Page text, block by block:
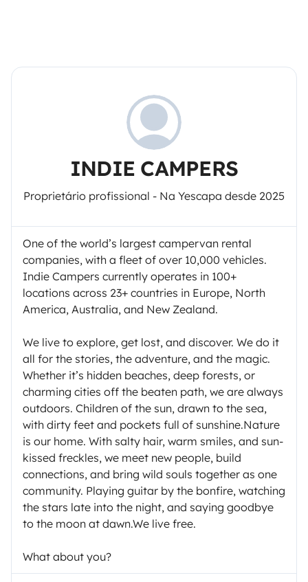
INDIE CAMPERS
Proprietário profissional - Na Yescapa desde 2025
One of the world’s largest campervan rental
companies, with a fleet of over 10,000 vehicles.
Indie Campers currently operates in 100+
locations across 23+ countries in Europe, North
America, Australia, and New Zealand.
We live to explore, get lost, and discover. We do it
all for the stories, the adventure, and the magic.
Whether it’s hidden beaches, deep forests, or
charming cities off the beaten path, we are always
outdoors. Children of the sun, drawn to the sea,
with dirty feet and pockets full of sunshine.Nature
is our home. With salty hair, warm smiles, and sun-
kissed freckles, we meet new people, build
connections, and bring wild souls together as one
community. Playing guitar by the bonfire, watching
the stars late into the night, and saying goodbye
to the moon at dawn.We live free.
What about you?